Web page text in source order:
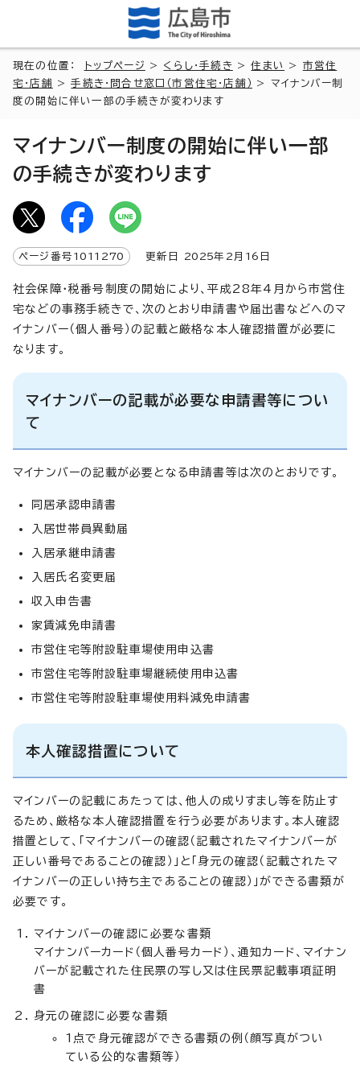
現在の位置： トップページ > くらし・手続き >住まい > 市営住
宅・店舗 >手続き・問合せ窓口（市営住宅・店舗）
> マイナンバー制
度の開始に伴い一部の手続きが変わります
マイナンバー制度の開始に伴い一部
の手続きが変わります
ページ番号 1011270 更新日 2025年2月 16 日
社会保障・税番号制度の開始により、平成28年4月から市営住
宅などの事務手続きで、次のとおり申請書や届出書などへのマ
イナンバー（個人番号）の記載と厳格な本人確認措置が必要に
なります。
マイナンバーの記載が必要な申請書等につい
て
マイナンバーの記載が必要となる申請書等は次のとおりです。
同居承認申請書
入居世帯員異動届
入居承継申請書
入居氏名変更届
収入申告書
家賃減免申請書
市営住宅等附設駐車場使用申込書
市営住宅等附設駐車場継続使用申込書
市営住宅等附設駐車場使用料減免申請書
本人確認措置について
マインバーの記載にあたっては、他人の成りすまし等を防止す
るため、厳格な本人確認措置を行う必要があります。本人確認
措置として、「マイナンバーの確認（記載されたマイナンバーが
正しい番号であることの確認）」と「身元の確認（記載されたマ
イナンバーの正しい持ち主であることの確認）」ができる書類が
必要です。
マイナンバーの確認に必要な書類
マイナンバーカード（個人番号カード）、通知カード、マイナン
バーが記載された住民票の写し又は住民票記載事項証明
書
身元の確認に必要な書類
1点で身元確認ができる書類の例（顔写真がつい
ている公的な書類等）